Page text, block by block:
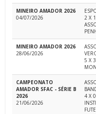
MINEIRO AMADOR 2026
04/07/2026
2 X 1
MINEIRO AMADOR 2026
28/06/2026
5 X 3
CAMPEONATO
AMADOR SFAC - SÉRIE B
2026
21/06/2026
4 X 0